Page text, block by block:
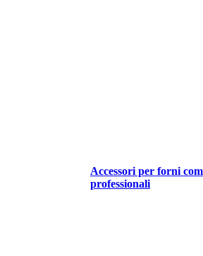
Accessori per forni
professionali